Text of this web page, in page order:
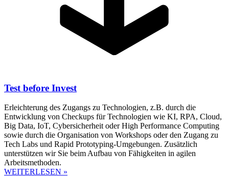
Test before Invest
Erleichterung des Zugangs zu Technologien, z.B. durch die
Entwicklung von Checkups für Technologien wie KI, RPA, Cloud,
Big Data, IoT, Cybersicherheit oder High Performance Computing
sowie durch die Organisation von Workshops oder den Zugang zu
Tech Labs und Rapid Prototyping-Umgebungen. Zusätzlich
unterstützen wir Sie beim Aufbau von Fähigkeiten in agilen
Arbeitsmethoden.
WEITERLESEN »